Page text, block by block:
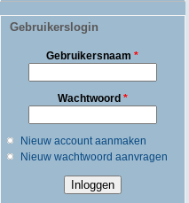
Gebruikerslogin
Gebruikersnaam*
Wachtwoord *
Nieuw account aanmaken
Nieuw wachtwoord aanvragen